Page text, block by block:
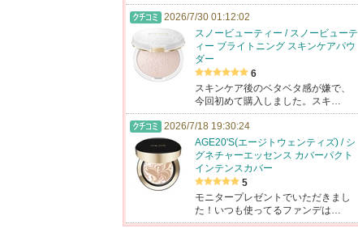
2026/7/30 01:12:02
スノービューティー / スノービューテ
ィー ブライトニング スキンケアパウ
ダー
6
スキンケア後のベタベタ感が嫌で、
今回初めて購入しました。スキ…
2026/7/18 19:30:24
AGE20'S(エージトウェンティズ) / シ
グネチャーエッセンス カバーパクト
インテンスカバー
5
モニタープレゼントでいただきまし
た！いつも使ってるファンデは…